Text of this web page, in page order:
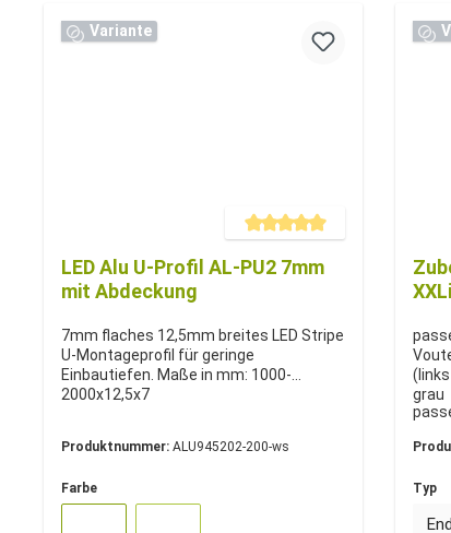
Variante
Durchschnittliche Bewertung von 5
LED Alu U-Profil AL-PU2 7mm
mit Abdeckung
7mm flaches 12,5mm breites LED Stripe
U-Montageprofil für geringe
Einbautiefen. Maße in mm: 1000-
2000x12,5x7
Produktnummer: ALU945202-200-ws
Farbe
grau
Typ